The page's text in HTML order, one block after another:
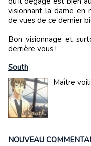
visionnant la dame en
de vues de ce dernier
Bon visionnage et
derrière vous !
South
Maître
NOUVEAU